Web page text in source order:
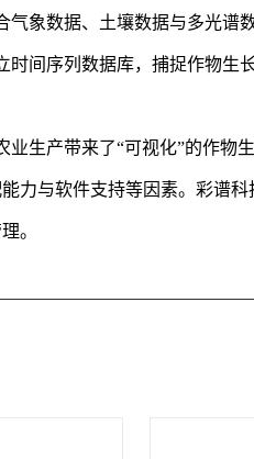
气象数据、土壤数据与多光谱
时间序列数据库，捕捉作物生
业生产带来了“可视化”的作物
力与软件支持等因素。彩谱
。